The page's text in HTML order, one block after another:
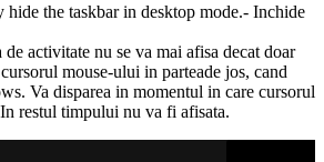
the taskbar in desktop mode.- Inchide
activitate nu se va mai afisa decat doar
mouse-ului in parteade jos, cand
Va disparea in momentul in care cursorul
In restul timpului nu va fi afisata.